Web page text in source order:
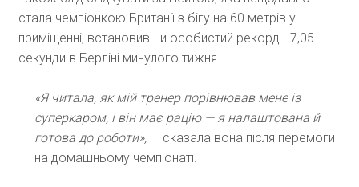
стала чемпіонкою Британії з бігу на 60 метрів у
приміщенні, встановивши особистий рекорд - 7,05
секунди в Берліні минулого тижня.
«Я читала, як мій тренер порівнював мене із
суперкаром, і він має рацію — я налаштована й
готова до роботи»,— сказала вона після перемоги
на домашньому чемпіонаті.